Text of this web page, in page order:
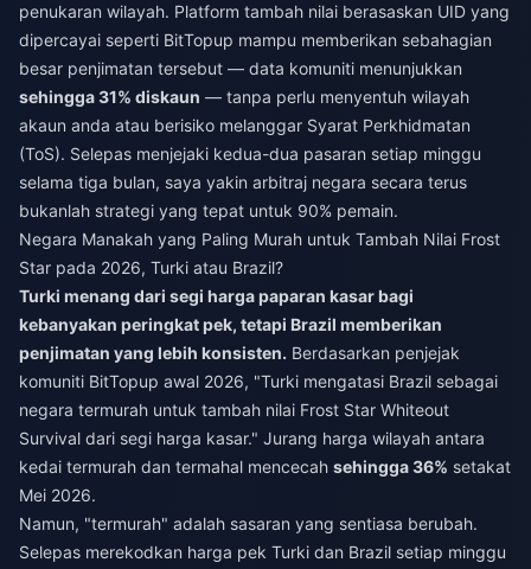
penukaran wilayah. Platform tambah nilai berasaskan UID yang
dipercayai seperti BitTopup mampu memberikan sebahagian
besar penjimatan tersebut — data komuniti menunjukkan
sehingga 31% diskaun — tanpa perlu menyentuh wilayah
akaun anda atau berisiko melanggar Syarat Perkhidmatan
(ToS). Selepas menjejaki kedua-dua pasaran setiap minggu
selama tiga bulan, saya yakin arbitraj negara secara terus
bukanlah strategi yang tepat untuk 90% pemain.
Negara Manakah yang Paling Murah untuk Tambah Nilai Frost
Star pada 2026, Turki atau Brazil?
Turki menang dari segi harga paparan kasar bagi
kebanyakan peringkat pek, tetapi Brazil memberikan
penjimatan yang lebih konsisten. Berdasarkan penjejak
komuniti BitTopup awal 2026, "Turki mengatasi Brazil sebagai
negara termurah untuk tambah nilai Frost Star Whiteout
Survival dari segi harga kasar." Jurang harga wilayah antara
kedai termurah dan termahal mencecah sehingga 36% setakat
Mei 2026.
Namun, "termurah" adalah sasaran yang sentiasa berubah.
Selepas merekodkan harga pek Turki dan Brazil setiap minggu